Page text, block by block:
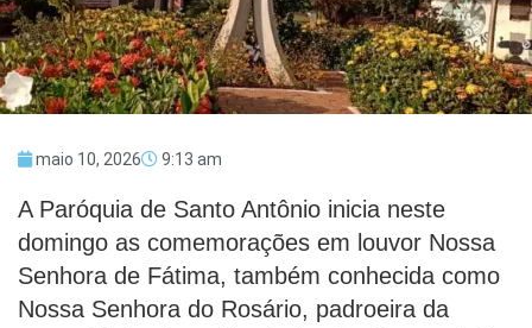
maio 10, 2026 9:13 am
A Paróquia de Santo Antônio inicia neste
domingo as comemorações em louvor Nossa
Senhora de Fátima, também conhecida como
Nossa Senhora do Rosário, padroeira da